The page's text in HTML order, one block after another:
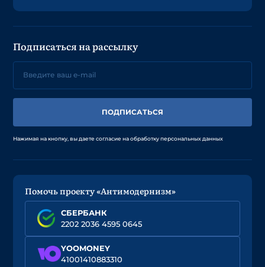
Подписаться на рассылку
ПОДПИСАТЬСЯ
Нажимая на кнопку, вы даете согласие на обработку персональных данных
Помочь проекту «Антимодернизм»
СБЕРБАНК
2202 2036 4595 0645
YOOMONEY
41001410883310